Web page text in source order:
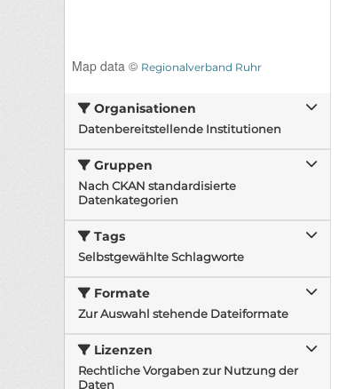
Map data © Regionalverband Ruhr
Organisationen
Datenbereitstellende Institutionen
Gruppen
Nach CKAN standardisierte
Datenkategorien
Tags
Selbstgewählte Schlagworte
Formate
Zur Auswahl stehende Dateiformate
Lizenzen
Rechtliche Vorgaben zur Nutzung der
Daten